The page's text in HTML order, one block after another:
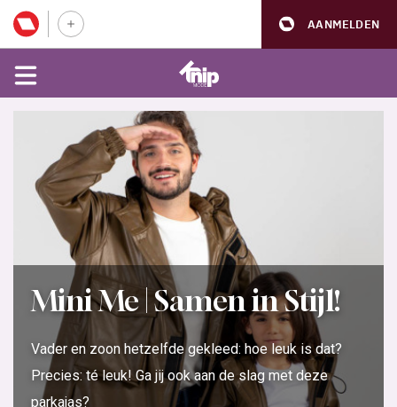
AANMELDEN
Mini Me | Samen in Stijl!
Vader en zoon hetzelfde gekleed: hoe leuk is dat?
Precies: té leuk! Ga jij ook aan de slag met deze
parkajas?